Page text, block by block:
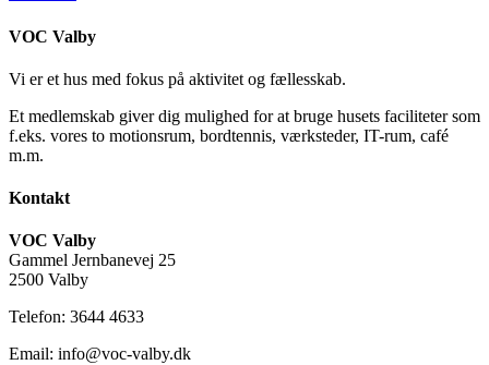
VOC Valby
Vi er et hus med fokus på aktivitet og fællesskab.
Et medlemskab giver dig mulighed for at bruge husets faciliteter som
f.eks. vores to motionsrum, bordtennis, værksteder, IT-rum, café
m.m.
Kontakt
VOC Valby
Gammel Jernbanevej 25
2500 Valby
Telefon: 3644 4633
Email: info@voc-valby.dk